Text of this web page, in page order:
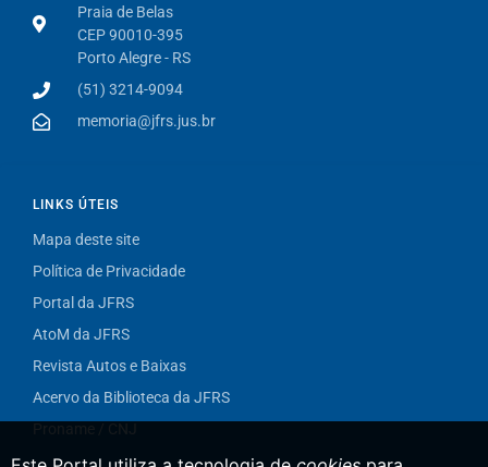
Praia de Belas
CEP 90010-395
Porto Alegre - RS
(51) 3214-9094
memoria@jfrs.jus.br
LINKS ÚTEIS
Mapa deste site
Política de Privacidade
Portal da JFRS
AtoM da JFRS
Revista Autos e Baixas
Acervo da Biblioteca da JFRS